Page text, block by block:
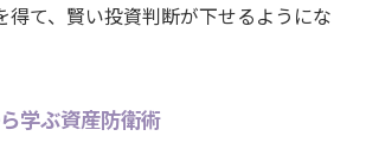
得て、賢い投資判断が下せるようにな
学ぶ資産防衛術